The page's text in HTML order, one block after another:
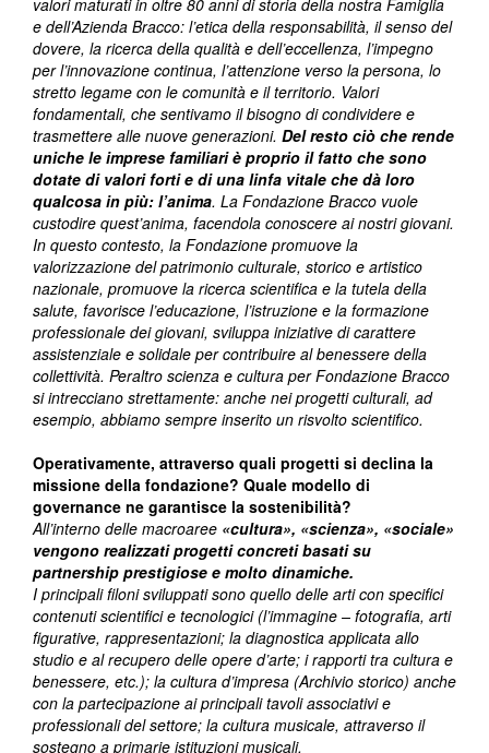
valori maturati in oltre 80 anni di storia della nostra Famiglia
e dell’Azienda Bracco: l’etica della responsabilità, il senso del
dovere, la ricerca della qualità e dell’eccellenza, l’impegno
per l’innovazione continua, l’attenzione verso la persona, lo
stretto legame con le comunità e il territorio. Valori
fondamentali, che sentivamo il bisogno di condividere e
trasmettere alle nuove generazioni. Del resto ciò che rende
uniche le imprese familiari è proprio il fatto che sono
dotate di valori forti e di una linfa vitale che dà loro
qualcosa in più: l’anima. La Fondazione Bracco vuole
custodire quest’anima, facendola conoscere ai nostri giovani.
In questo contesto, la Fondazione promuove la
valorizzazione del patrimonio culturale, storico e artistico
nazionale, promuove la ricerca scientifica e la tutela della
salute, favorisce l’educazione, l’istruzione e la formazione
professionale dei giovani, sviluppa iniziative di carattere
assistenziale e solidale per contribuire al benessere della
collettività. Peraltro scienza e cultura per Fondazione Bracco
si intrecciano strettamente: anche nei progetti culturali, ad
esempio, abbiamo sempre inserito un risvolto scientifico.
Operativamente, attraverso quali progetti si declina la
missione della fondazione? Quale modello di
governance ne garantisce la sostenibilità?
All’interno delle macroaree «cultura», «scienza», «sociale»
vengono realizzati progetti concreti basati su
partnership prestigiose e molto dinamiche.
I principali filoni sviluppati sono quello delle arti con specifici
contenuti scientifici e tecnologici (l’immagine – fotografia, arti
figurative, rappresentazioni; la diagnostica applicata allo
studio e al recupero delle opere d’arte; i rapporti tra cultura e
benessere, etc.); la cultura d’impresa (Archivio storico) anche
con la partecipazione ai principali tavoli associativi e
professionali del settore; la cultura musicale, attraverso il
sostegno a primarie istituzioni musicali.